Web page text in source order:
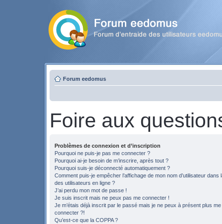
Forum eedomus
Foire aux
Problèmes de connexion et d’inscription
Pourquoi ne puis-je pas me connecter ?
Pourquoi ai-je besoin de m’inscrire, après tout ?
Pourquoi suis-je déconnecté automatiquement ?
Comment puis-je empêcher l’affichage de mon nom d’utilisateur dans
des utilisateurs en ligne ?
J’ai perdu mon mot de passe !
Je suis inscrit mais ne peux pas me connecter !
Je m’étais déjà inscrit par le passé mais je ne peux à présent plus me
connecter ?!
Qu’est-ce que la COPPA ?